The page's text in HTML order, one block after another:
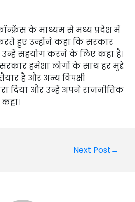
के माध्यम से मध्य प्रदेश में
हुए उन्होंने कहा कि सरकार
सहयोग करने के लिए कहा है।
हमेशा लोगों के साथ हर मुद्दे
है और अन्य विपक्षी
दिया और उन्हें अपने राजनीतिक
Next Post→